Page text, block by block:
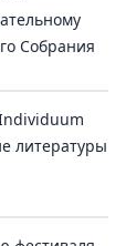
Собрания
литературы